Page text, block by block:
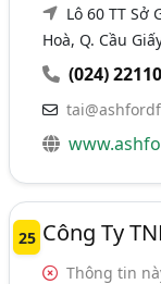
Lô 60 TT Sở
Hoà, Q. Cầu
(024)
25 Công Ty
Thông tin